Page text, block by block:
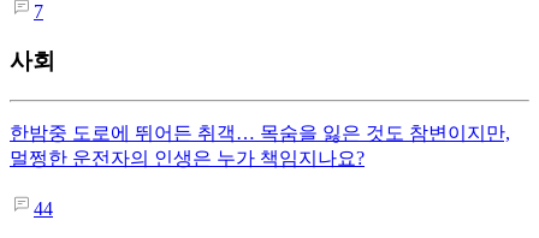
7
사회
한밤중 도로에 뛰어든 취객… 목숨을 잃은 것도 참변이지만,
멀쩡한 운전자의 인생은 누가 책임지나요?
44